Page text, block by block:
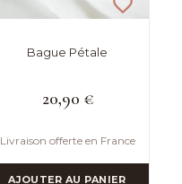
Bague Pétale
20,90 €
Livraison offerte en France
AJOUTER AU PANIER